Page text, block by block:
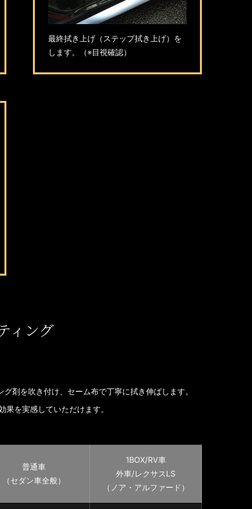
最終拭き上げ（ステップ拭き上げ）を
します。（※目視確認）
ィング
剤を吹き付け、セーム布で丁寧に拭き伸ばします。
を実感していただけます。
普通車
（セダン車全般）
1BOX/RV車
外車/レクサスLS
（ノア・アルファード）